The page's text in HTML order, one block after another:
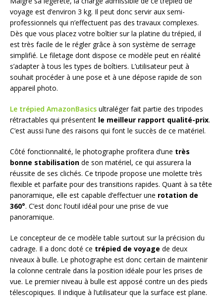
voyage est d’environ 3 kg. Il peut donc servir aux semi-
professionnels qui n’effectuent pas des travaux complexes.
Dès que vous placez votre boîtier sur la platine du trépied, il
est très facile de le régler grâce à son système de serrage
simplifié. Le filetage dont dispose ce modèle peut en réalité
s’adapter à tous les types de boîtiers. L’utilisateur peut à
souhait procéder à une pose et à une dépose rapide de son
appareil photo.
Le trépied AmazonBasics ultraléger fait partie des tripodes
rétractables qui présentent le meilleur rapport qualité-prix.
C’est aussi l’une des raisons qui font le succès de ce matériel.
Côté fonctionnalité, le photographe profitera d’une très
bonne stabilisation de son matériel, ce qui assurera la
réussite de ses clichés. Ce tripode propose une molette très
flexible et parfaite pour des transitions rapides. Quant à sa tête
panoramique, elle est capable d’effectuer une rotation de
360°. C’est donc l’outil idéal pour une prise de vue
panoramique.
Le concepteur de ce modèle table surtout sur la précision du
cadrage. Il a donc doté ce trépied de voyage de deux
niveaux à bulle. Le photographe est donc certain de maintenir
la colonne centrale dans la position idéale pour les prises de
vue. Le premier niveau à bulle est apposé contre un des pieds
télescopiques. Il indique à l’utilisateur que la surface est plane.